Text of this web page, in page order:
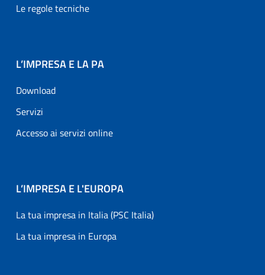
Le regole tecniche
L’IMPRESA E LA PA
Download
Servizi
Accesso ai servizi online
L’IMPRESA E L'EUROPA
La tua impresa in Italia (PSC Italia)
La tua impresa in Europa